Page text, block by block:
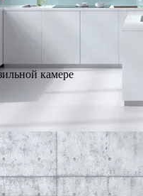
камере